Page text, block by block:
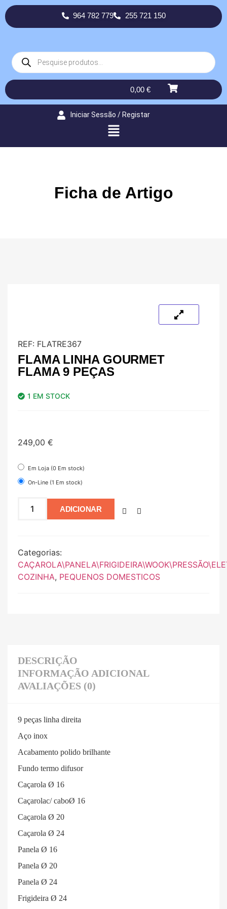
964 782 779 255 721 150
0,00 €
Iniciar Sessão / Registar
Ficha de Artigo
REF: FLATRE367
FLAMA LINHA GOURMET
FLAMA 9 PEÇAS
1 EM STOCK
249,00 €
Em Loja (0 Em stock)
On-Line (1 Em stock)
ADICIONAR
Categorias:
COZINHA, PEQUENOS DOMESTICOS
DESCRIÇÃO
INFORMAÇÃO ADICIONAL
AVALIAÇÕES (0)
9 peças linha direita
Aço inox
Acabamento polido brilhante
Fundo termo difusor
Caçarola Ø 16
Caçarolac/ caboØ 16
Caçarola Ø 20
Caçarola Ø 24
Panela Ø 16
Panela Ø 20
Panela Ø 24
Frigideira Ø 24